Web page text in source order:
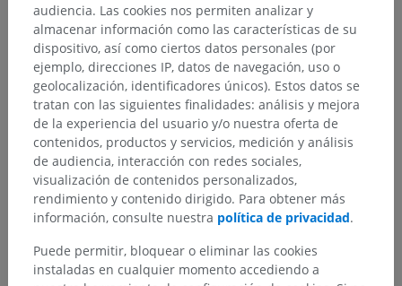
Anatomía sistémica> Sistema nervioso>
Sistema nervioso central> Encéfalo>
Rombencéfalo; Cerebro posterior>
Mielencéfalo; Médula oblongada; Bulbo Bulb
raquídeo>
Sustancia blanca > Tracto vestibuloespinal lateral
Estructuras subyacentes:No hay estructuras
subyacentes correspondientes para esta parte
anatómica
Neuroanatomía humana
audiencia. Las cookies nos permiten analizar y
almacenar información como las características de su
dispositivo, así como ciertos datos personales (por
ejemplo, direcciones IP, datos de navegación, uso o
geolocalización, identificadores únicos). Estos datos se
tratan con las siguientes finalidades: análisis y mejora
de la experiencia del usuario y/o nuestra oferta de
contenidos, productos y servicios, medición y análisis
de audiencia, interacción con redes sociales,
visualización de contenidos personalizados,
rendimiento y contenido dirigido. Para obtener más
información, consulte nuestra política de privacidad.
Puede permitir, bloquear o eliminar las cookies
instaladas en cualquier momento accediendo a